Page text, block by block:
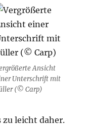
Ansicht
Unter­schrift mit
(© Carp)
zu leicht daher.